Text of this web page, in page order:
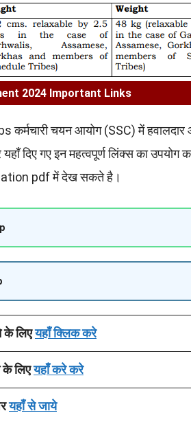
2024 Important Links
चयन आयोग (SSC) में
यहाँ दिए गए इन महत्वपूर्ण लिंक्स का
pdf में देख सकते है।
के लिएयहाँ क्लिक करे
के लिएयहाँ करे करे
यहाँ से जाये